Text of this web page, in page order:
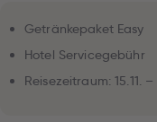
Getränkepaket Easy
Hotel Servicegebühr
Reisezeitraum: 15.11. –